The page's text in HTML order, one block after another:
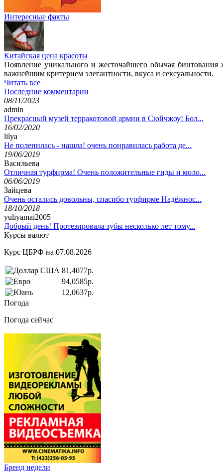
Интересные факты
Китайская цена красоты
Появление уникального и жесточайшего обычая
важнейшим критерием элегантности, вкуса и сексуальности.
Читать все
Последние комментарии
08/11/2023
admin
Прекрасный музей терракотовой армии в Сюйчжоу! Бол...
16/02/2020
lilya
Не поленилась - нашла! очень понравилась работа де...
19/06/2019
Васильева
Отличная турфирма! Очень положительные гиды и моло...
06/06/2019
Зайцева
Очень остались довольны, спасибо турфирме Надёжнос...
18/10/2018
yuliyamai2005
Добрый день! Протезировала зубы несколько лет тому...
Курсы валют
Курс ЦБРФ на 07.08.2026
81,4077р.
94,0585р.
12,0637р.
Погода
Погода сейчас
Бренд недели